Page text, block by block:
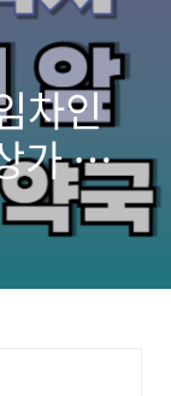
차인
가 정